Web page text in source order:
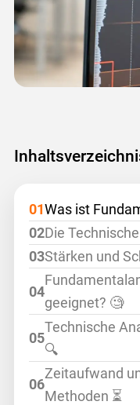
Was ist
Die
Stärken und
geeignet? 🧐
Technische
🔍
Zeitaufwand
Methoden ⏳